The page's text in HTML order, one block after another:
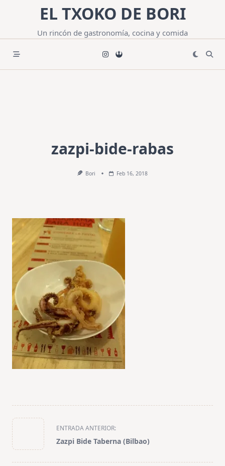
contenido
EL TXOKO DE BORI
Un rincón de gastronomía, cocina y comida
zazpi-bide-rabas
Bori Feb 16, 2018
<span
class="nav-
subtitle
screen-
ENTRADA ANTERIOR:
Zazpi Bide Taberna (Bilbao)